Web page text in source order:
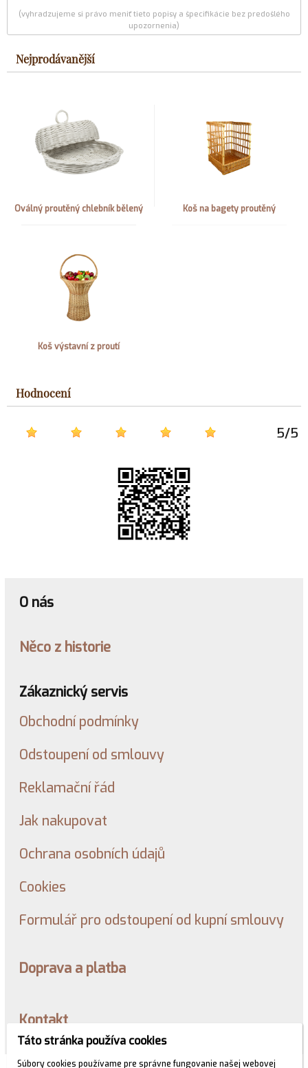
Hodnocení
5/5
(vyhradzujeme si právo meniť tieto popisy a špecifikácie bez predošlého
upozornenia)
Nejprodávanější
Oválný proutěný chlebník bělený Koš na bagety proutěný
Koš výstavní z proutí
O nás
Něco z historie
Zákaznický servis
Obchodní podmínky
Odstoupení od smlouvy
Reklamační řád
Jak nakupovat
Ochrana osobních údajů
Cookies
Formulář pro odstoupení od kupní smlouvy
Doprava a platba
Kontakt
Táto stránka používa cookies
Súbory cookies používame pre správne fungovanie našej webovej